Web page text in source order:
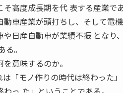
高度成長期を代 表する産業で
車産業が頭打ちし、そして電機
や日産自動車が業績不振 とな
。
意味するのか。
「モノ作りの時代は終わった